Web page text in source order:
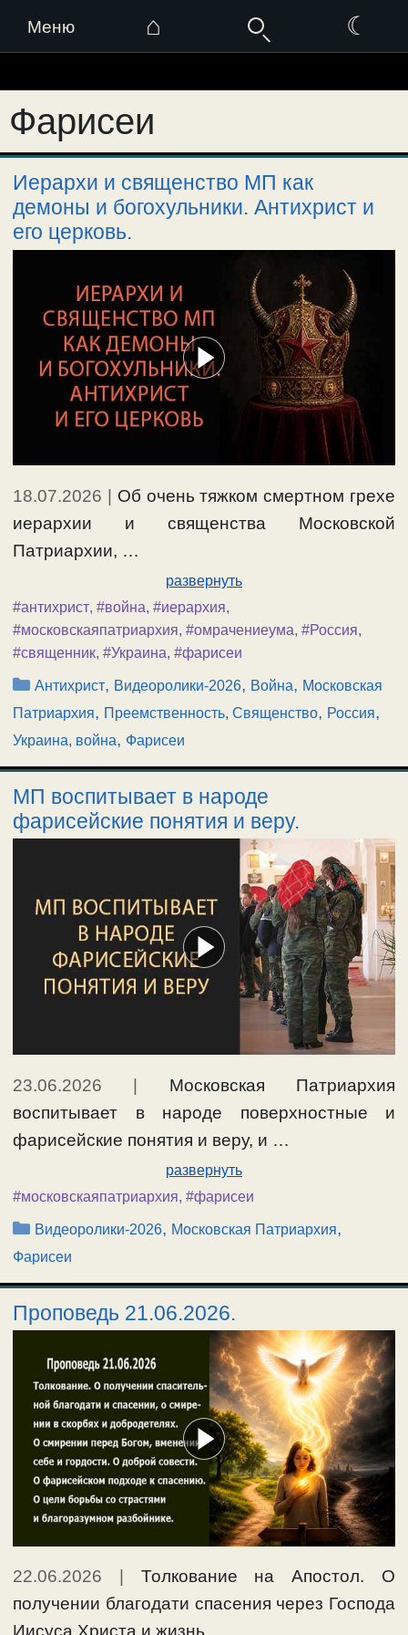
Меню ⌂ ☾
к
содержимому
Фарисеи
Иерархи и священство МП как
демоны и богохульники. Антихрист и
его церковь.
18.07.2026 | Об очень тяжком смертном грехе
иерархии и священства Московской
Патриархии, …
развернуть
#антихрист, #война, #иерархия,
#московскаяпатриархия, #омрачениеума, #Россия,
#священник, #Украина, #фарисеи
Рубрики
Антихрист, Видеоролики-2026, Война, Московская
Патриархия, Преемственность, Священство, Россия,
Украина, война, Фарисеи
МП воспитывает в народе
фарисейские понятия и веру.
23.06.2026 | Московская Патриархия
воспитывает в народе поверхностные и
фарисейские понятия и веру, и …
развернуть
#московскаяпатриархия, #фарисеи
Рубрики
Видеоролики-2026, Московская Патриархия,
Фарисеи
Проповедь 21.06.2026.
22.06.2026
Толкование на Апостол. О
получении благодати спасения через Господа